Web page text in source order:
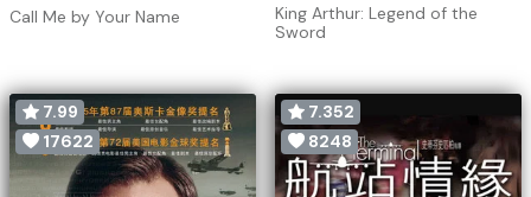
Call Me by Your Name
King Arthur: Legend of the
Sword
7.99
17622
7.352
8248